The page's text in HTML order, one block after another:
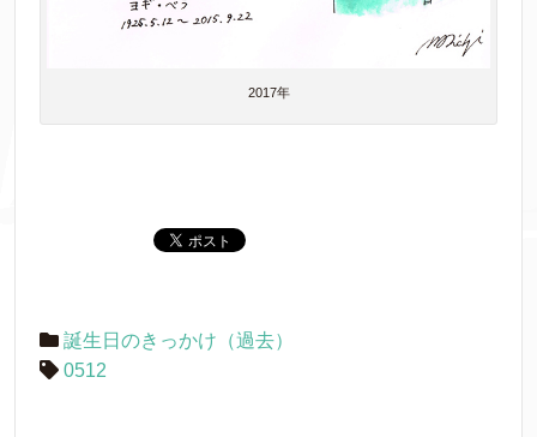
2017年
誕生日のきっかけ（過去）
0512